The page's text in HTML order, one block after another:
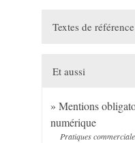
Textes de référence
Et aussi
Mentions
numérique
Pratiques